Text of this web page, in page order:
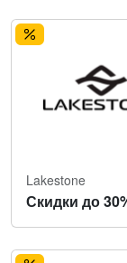
Lakestone
Скидки до